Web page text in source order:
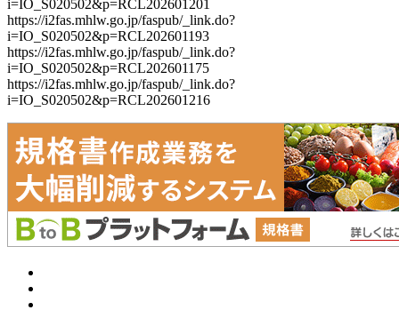
i=IO_S020502&p=RCL202601201
https://i2fas.mhlw.go.jp/faspub/_link.do?
i=IO_S020502&p=RCL202601193
https://i2fas.mhlw.go.jp/faspub/_link.do?
i=IO_S020502&p=RCL202601175
https://i2fas.mhlw.go.jp/faspub/_link.do?
i=IO_S020502&p=RCL202601216